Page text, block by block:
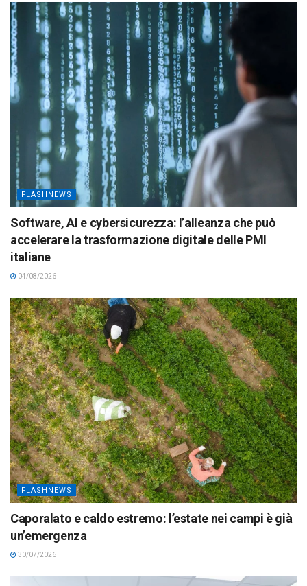
FLASHNEWS
Software, AI e cybersicurezza: l’alleanza che può
accelerare la trasformazione digitale delle PMI
italiane
04/08/2026
FLASHNEWS
Caporalato e caldo estremo: l’estate nei campi è già
un’emergenza
30/07/2026